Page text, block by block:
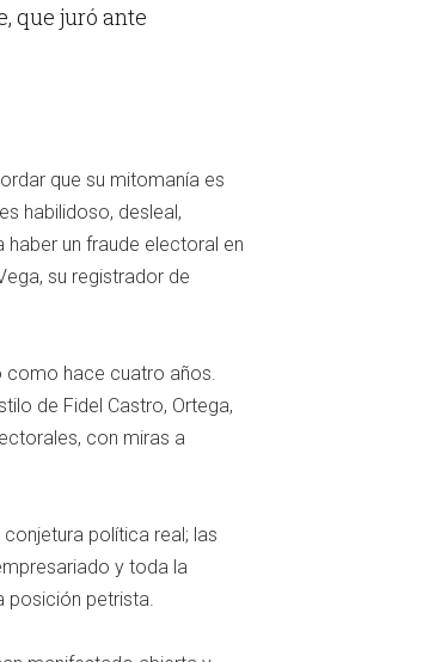
que juró ante
que su mitomanía es
habilidoso, desleal,
un fraude electoral en
su registrador de
como hace cuatro años.
de Fidel Castro, Ortega,
con miras a
política real; las
y toda la
posición petrista.